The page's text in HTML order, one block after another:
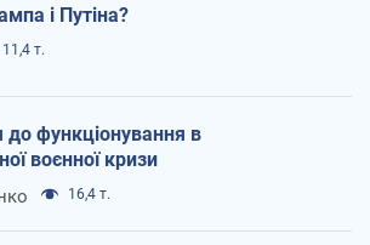
і Путіна?
11,4 т.
до функціонування в
воєнної кризи
16,4 т.